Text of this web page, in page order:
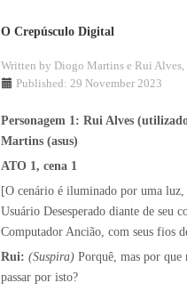
O Crepúsculo Digital
Written by Diogo Martins e Rui Alves,
Published: 29 November 2023
Personagem 1: Rui Alves
Martins (asus)
ATO 1, cena 1
[O cenário é iluminado por uma luz,
Usuário Desesperado diante de seu
Computador Ancião, com seus fios
Rui: (Suspira) Porquê, mas por que
passar por isto?